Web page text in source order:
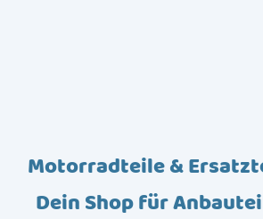
Motorradteile &
Dein Shop für